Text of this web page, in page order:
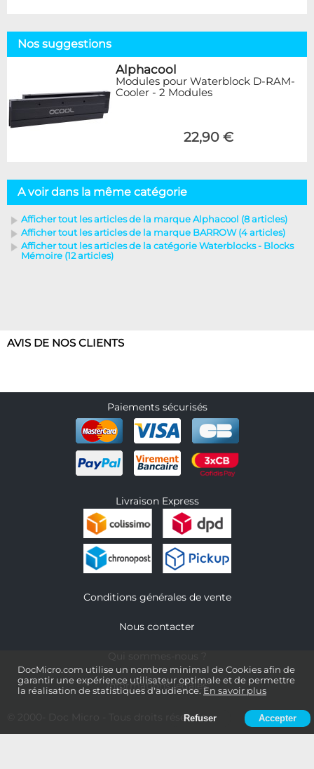
DocMicro.com utilise un nombre minimal de Cookies afin de
garantir une expérience utilisateur optimale et de permettre
la réalisation de statistiques d'audience. En savoir plus
Refuser Accepter
Nos suggestions
Alphacool
Modules pour Waterblock D-RAM-
Cooler - 2 Modules
22,90 €
A voir dans la même catégorie
Afficher tout les articles de la marque Alphacool (8 articles)
Afficher tout les articles de la marque BARROW (4 articles)
Afficher tout les articles de la catégorie Waterblocks - Blocks
Mémoire (12 articles)
AVIS DE NOS CLIENTS
Paiements sécurisés
Livraison Express
Conditions générales de vente
Nous contacter
Informations légales
- Tous droits réservés